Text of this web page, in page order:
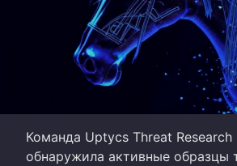
Команда Uptycs Threat Research
обнаружила активные образцы